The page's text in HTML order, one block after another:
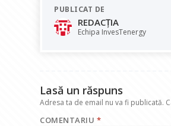
b
o
s
A dI
PUBLICAT DE
REDACȚIA
Echipa InvesTenergy
Lasă un răspuns
Adresa ta de email nu va fi publicată.
COMENTARIU *